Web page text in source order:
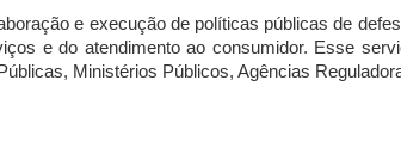
e execução de políticas públicas de
e do atendimento ao consumidor. Esse
Ministérios Públicos, Agências